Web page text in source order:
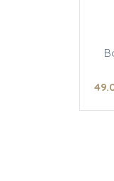
49